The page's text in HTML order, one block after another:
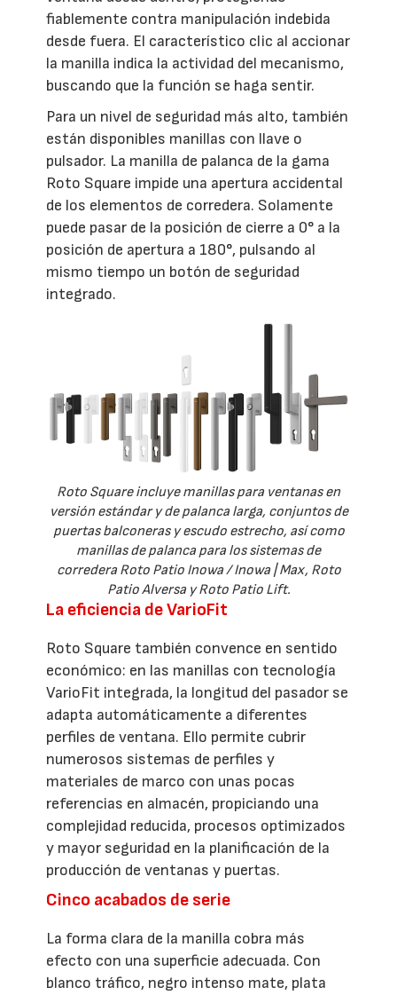
fiablemente contra manipulación indebida
desde fuera. El característico clic al accionar
la manilla indica la actividad del mecanismo,
buscando que la función se haga sentir.
Para un nivel de seguridad más alto, también
están disponibles manillas con llave o
pulsador. La manilla de palanca de la gama
Roto Square impide una apertura accidental
de los elementos de corredera. Solamente
puede pasar de la posición de cierre a 0° a la
posición de apertura a 180°, pulsando al
mismo tiempo un botón de seguridad
integrado.
Roto Square incluye manillas para ventanas en
versión estándar y de palanca larga, conjuntos de
puertas balconeras y escudo estrecho, así como
manillas de palanca para los sistemas de
corredera Roto Patio Inowa / Inowa | Max, Roto
Patio Alversa y Roto Patio Lift.
La eficiencia de VarioFit
Roto Square también convence en sentido
económico: en las manillas con tecnología
VarioFit integrada, la longitud del pasador se
adapta automáticamente a diferentes
perfiles de ventana. Ello permite cubrir
numerosos sistemas de perfiles y
materiales de marco con unas pocas
referencias en almacén, propiciando una
complejidad reducida, procesos optimizados
y mayor seguridad en la planificación de la
producción de ventanas y puertas.
Cinco acabados de serie
La forma clara de la manilla cobra más
efecto con una superficie adecuada. Con
blanco tráfico, negro intenso mate, plata